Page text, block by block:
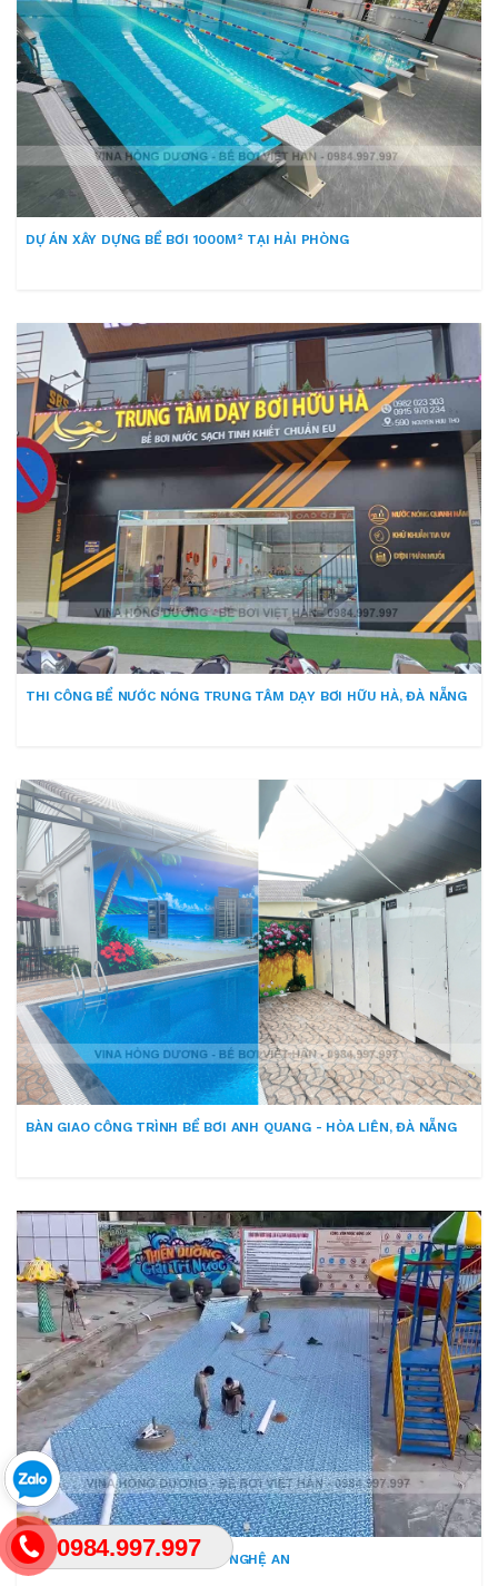
DỰ ÁN XÂY DỰNG BỂ BƠI 1000M² TẠI HẢI PHÒNG
THI CÔNG BỂ NƯỚC NÓNG TRUNG TÂM DẠY BƠI HỮU HÀ, ĐÀ NẴNG
BÀN GIAO CÔNG TRÌNH BỂ BƠI ANH QUANG - HÒA LIÊN, ĐÀ NẴNG
CÔNG VIÊN NƯỚC HẰNG LỘC - NGHỆ AN
0984.997.997